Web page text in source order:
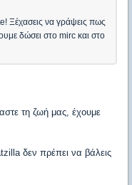
Ξέχασεις να γράψεις πως
δώσει στο mirc και στο
τη ζωή μας, έχουμε
δεν πρέπει να βάλεις